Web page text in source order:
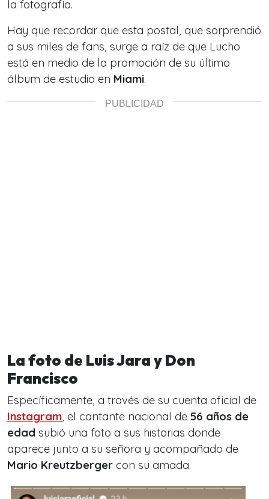
la fotografía.
Hay que recordar que esta postal, que sorprendió
a sus miles de fans, surge a raíz de que Lucho
está en medio de la promoción de su último
álbum de estudio en Miami.
La foto de Luis Jara y Don
Francisco
Específicamente, a través de su cuenta oficial de
Instagram, el cantante nacional de 56 años de
edad subió una foto a sus historias donde
aparece junto a su señora y acompañado de
Mario Kreutzberger con su amada.